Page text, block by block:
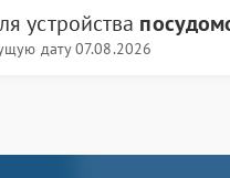
устройства
дату 07.08.2026